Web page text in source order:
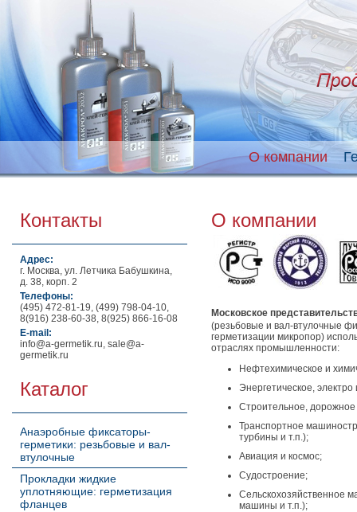
О компании
Контакты
Адрес:
г. Москва, ул. Летчика Бабушкина,
д. 38, корп. 2
Телефоны:
(495) 472-81-19, (499) 798-04-10,
8(916) 238-60-38, 8(925) 866-16-08
E-mail:
info@a-germetik.ru, sale@a-
germetik.ru
Каталог
Анаэробные фиксаторы-
герметики: резьбовые и вал-
втулочные
Прокладки жидкие
уплотняющие: герметизация
фланцев
О компании
Московское
(резьбовые и вал-втулочные
герметизации микропор)
отраслях промышленности:
Нефтехимическое и
Энергетическое,
Строительное,
Транспортное
турбины и т.п.);
Авиация и космос;
Судостроение;
Сельскохозяйственное
машины и т.п.);